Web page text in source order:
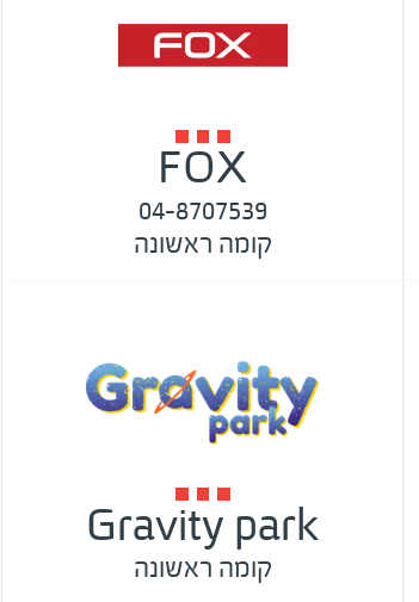
FOX
04-8707539
קומה ראשונה
Gravity park
קומה ראשונה